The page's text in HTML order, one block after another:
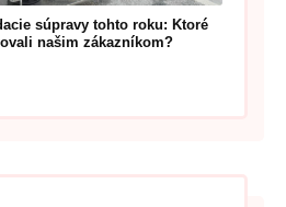
súpravy tohto roku: Ktoré
našim zákazníkom?